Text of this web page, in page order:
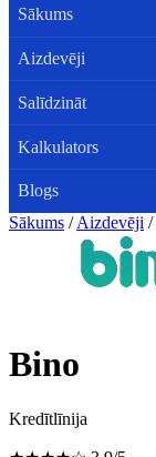
Sākums
Aizdevēji
Salīdzināt
Kalkulators
Blogs
Sākums / Aizdevēji /
Bino
Kredītlīnija